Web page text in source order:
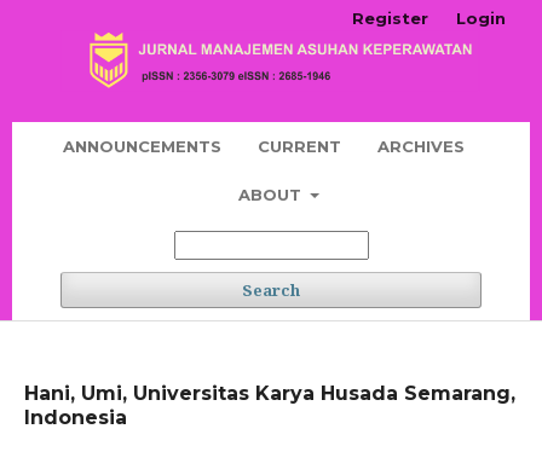
ANNOUNCEMENTS CURRENT ARCHIVES
ABOUT
Search
Register Login
Hani, Umi, Universitas Karya Husada Semarang,
Indonesia